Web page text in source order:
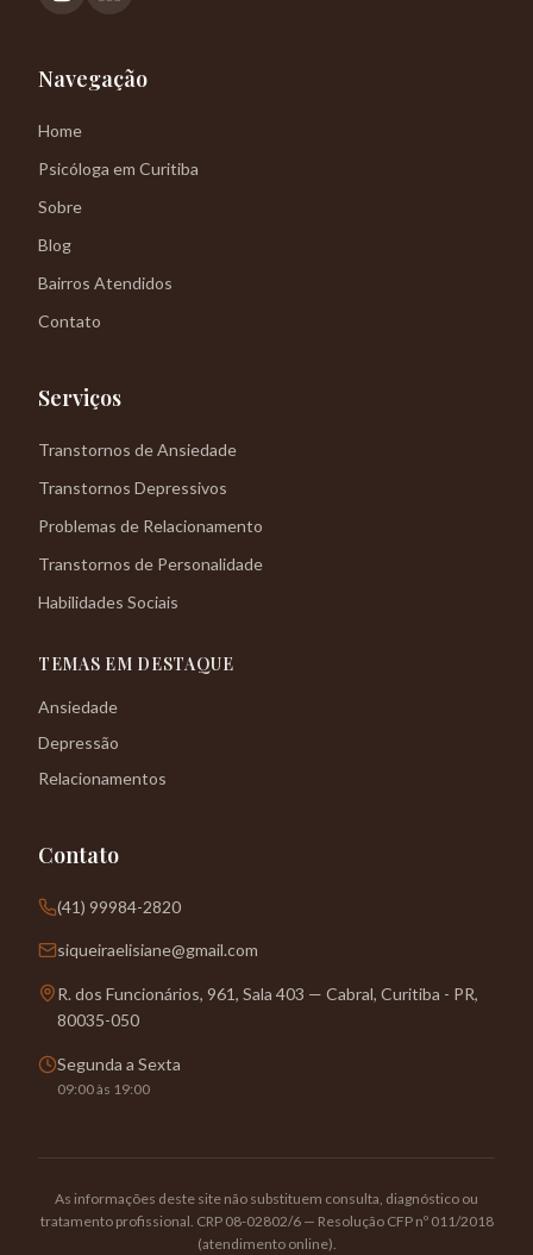
Navegação
Home
Psicóloga em Curitiba
Sobre
Blog
Bairros Atendidos
Contato
Serviços
Transtornos de Ansiedade
Transtornos Depressivos
Problemas de Relacionamento
Transtornos de Personalidade
Habilidades Sociais
TEMAS EM DESTAQUE
Ansiedade
Depressão
Relacionamentos
Contato
(41) 99984-2820
siqueiraelisiane@gmail.com
R. dos Funcionários, 961, Sala 403 — Cabral, Curitiba - PR,
80035-050
Segunda a Sexta
09:00 às 19:00
As informações deste site não substituem consulta, diagnóstico ou
tratamento profissional. CRP 08-02802/6 — Resolução CFP nº 011/2018
(atendimento online).